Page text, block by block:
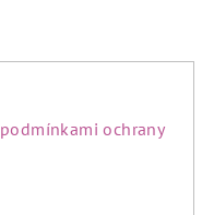
podmínkami ochrany